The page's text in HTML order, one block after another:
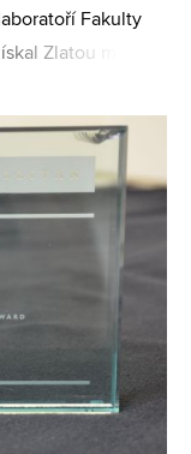
Fakulty
Zlatou medaili
mě